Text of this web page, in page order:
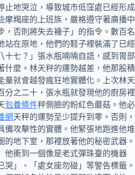
止地哭泣，導致城市低窪處已經形成
摩羯座的上班族，嚴格遵守著廣播中
，否則將失去襪子」的指令。數百名
站在原地，他們的鞋子裡裝滿了已經
十七？」張水瓶喃喃自語，感到胃部
什麼。林天秤的運勢越差，他那股積
量就會越發瘋狂地實體化。上次林天
分之二十，張水瓶就發現他的廚房裡
包養條件秤側臉的粉紅色蘑菇。他必
網天秤的運勢至少提升到零。否則，
備攻擊性的實體。他緊張地跑進他堆
的地下室，那裡放著他的秘密武器。
他衝到一個像是老式彈珠臺的機器
哭」、「處女座勿碰」等警告標籤。